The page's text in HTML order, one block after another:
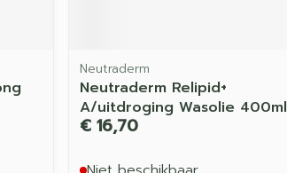
Neutraderm
Neutraderm Relipid+
A/uitdroging Wasolie 400ml
€ 16,70